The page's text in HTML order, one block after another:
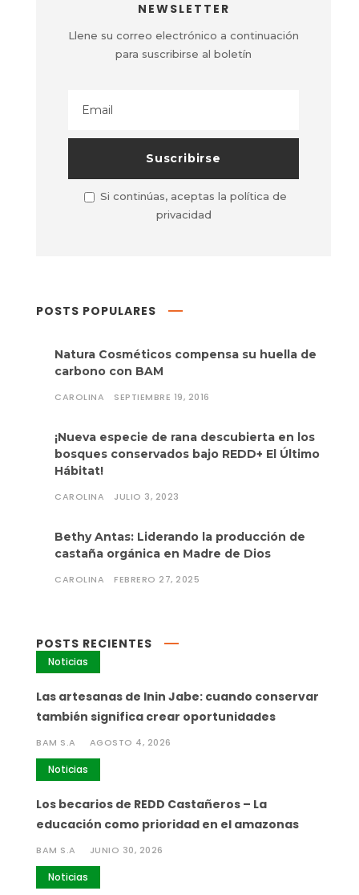
NEWSLETTER
Llene su correo electrónico a continuación
para suscribirse al boletín
Si continúas, aceptas la política de
privacidad
POSTS POPULARES
Natura Cosméticos compensa su huella de
carbono con BAM
CAROLINA SEPTIEMBRE 19, 2016
¡Nueva especie de rana descubierta en los
bosques conservados bajo REDD+ El Último
Hábitat!
CAROLINA JULIO 3, 2023
Bethy Antas: Liderando la producción de
castaña orgánica en Madre de Dios
CAROLINA FEBRERO 27, 2025
POSTS RECIENTES
Noticias
Las artesanas de Inin Jabe: cuando conservar
también significa crear oportunidades
BAM S.A AGOSTO 4, 2026
Noticias
Los becarios de REDD Castañeros – La
educación como prioridad en el amazonas
BAM S.A JUNIO 30, 2026
Noticias